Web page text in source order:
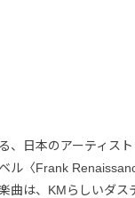
、日本のアーティス
ル〈Frank
曲は、KMらしいダス